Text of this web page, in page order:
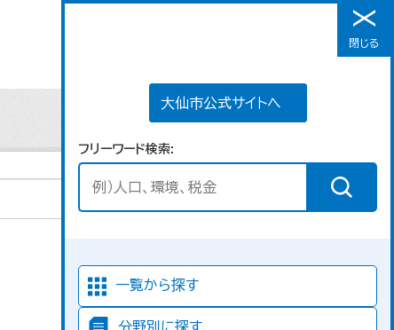
メニュー
大仙市公式サイトへ
フリーワード検索
一覧から探す
分野別に探す
閉じる